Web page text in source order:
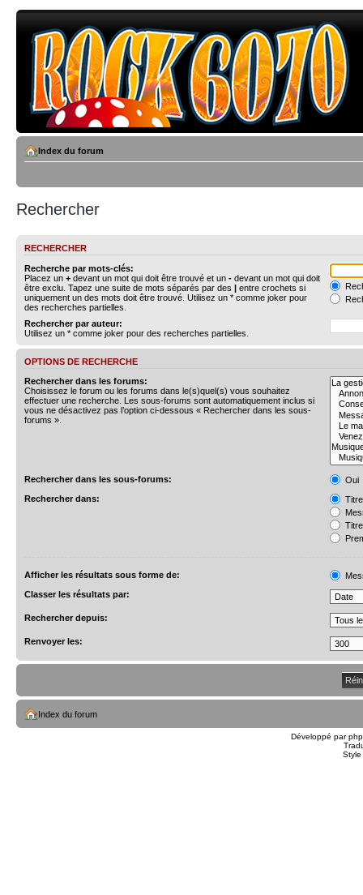
Index du forum
Rechercher
RECHERCHER
Recherche par mots-clés:
Placez un + devant un mot qui doit être trouvé et un - devant un mot qui doit
être exclu. Tapez une suite de mots séparés par des | entre crochets si
uniquement un des mots doit être trouvé. Utilisez un * comme joker pour
des recherches partielles.
Rechercher par auteur:
Utilisez un * comme joker pour des recherches partielles.
OPTIONS DE RECHERCHE
Rechercher dans les forums:
Choisissez le forum ou les forums dans le(s)quel(s) vous souhaitez
effectuer une recherche. Les sous-forums sont automatiquement inclus si
vous ne désactivez pas l’option ci-dessous « Rechercher dans les sous-
forums ».
Rechercher dans les sous-forums:
Oui
Rechercher dans:
Afficher les résultats sous forme de:
Classer les résultats par:
Rechercher depuis:
Renvoyer les:
Index du forum
Développé par
Style